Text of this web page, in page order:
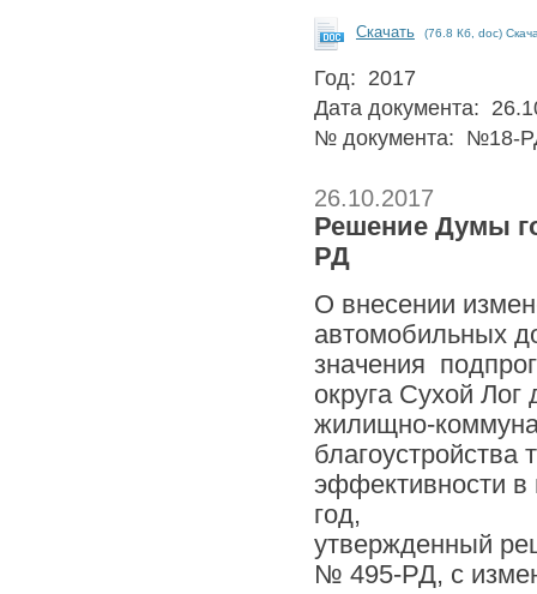
Скачать (76.8 Кб, doc)
Год: 2017
Дата документа:
№ документа: №18-
26.10.2017
Решение Думы
РД
О внесении
автомобильных
значения
округа Сухой
жилищно-
благоустройства
эффективности в
год,
утвержденный
№ 495-РД, с